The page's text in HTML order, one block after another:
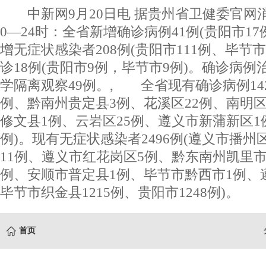
中新网9月20日电 据贵州省卫健委官网
0—24时：全省新增确诊病例41例(贵阳市17
增无症状感染者208例(贵阳市111例、毕节
诊18例(贵阳市9例，毕节市9例)。确诊病例
学隔离观察49例。, 全省现有确诊病例
例、黔南州贵定县3例、花溪区22例、南明
修文县1例、云岩区25例、遵义市新蒲新区
例)。现有无症状感染者2496例(遵义市播州
11例、遵义市红花岗区5例、黔东南州凯里
例、安顺市普定县1例、毕节市黔西市1例、
毕节市织金县1215例、贵阳市1248例)。
首页